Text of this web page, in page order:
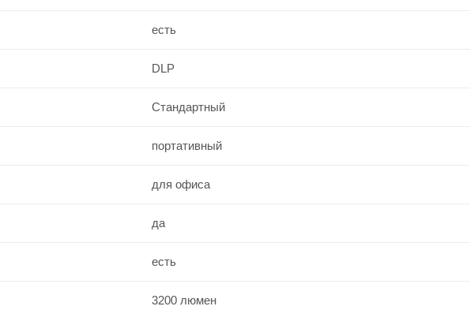
есть
DLP
Стандартный
портативный
для офиса
да
есть
3200 люмен